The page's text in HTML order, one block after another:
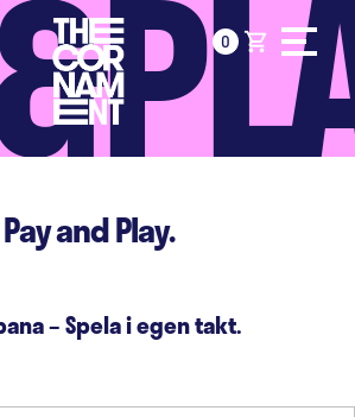
0 shopping_cart
Pay and Play.
– Spela i egen takt.